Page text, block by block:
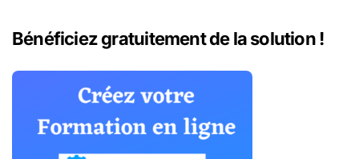
Bénéficiez gratuitement de la solution !